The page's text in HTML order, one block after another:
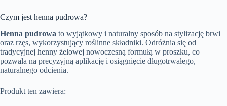
Czym jest henna pudrowa?
Henna pudrowa to wyjątkowy i naturalny sposób na stylizację brwi
oraz rzęs, wykorzystujący roślinne składniki. Odróżnia się od
tradycyjnej henny żelowej nowoczesną formułą w proszku, co
pozwala na precyzyjną aplikację i osiągnięcie długotrwałego,
naturalnego odcienia.
Produkt ten zawiera: